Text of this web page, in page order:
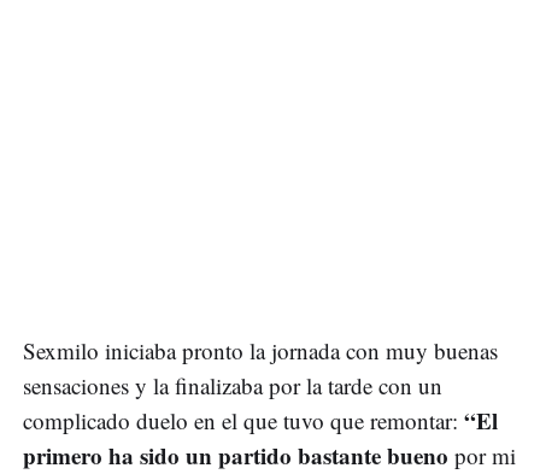
Sexmilo iniciaba pronto la jornada con muy buenas
sensaciones y la finalizaba por la tarde con un
complicado duelo en el que tuvo que remontar: “El
primero ha sido un partido bastante bueno por mi